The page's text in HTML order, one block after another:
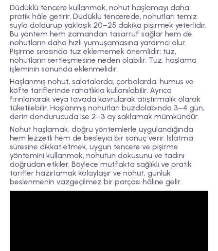
Düdüklü tencere kullanmak, nohut haşlamayı daha
pratik hâle getirir. Düdüklü tencerede, nohutları temiz
suyla doldurup yaklaşık 20–25 dakika pişirmek yeterlidir.
Bu yöntem hem zamandan tasarruf sağlar hem de
nohutların daha hızlı yumuşamasına yardımcı olur.
Pişirme sırasında tuz eklememek önemlidir; tuz,
nohutların sertleşmesine neden olabilir. Tuz, haşlama
işleminin sonunda eklenmelidir.
Haşlanmış nohut, salatalarda, çorbalarda, humus ve
köfte tariflerinde rahatlıkla kullanılabilir. Ayrıca
fırınlanarak veya tavada kavrularak atıştırmalık olarak
tüketilebilir. Haşlanmış nohutları buzdolabında 3–4 gün,
derin dondurucuda ise 2–3 ay saklamak mümkündür.
Nohut haşlamak, doğru yöntemlerle uygulandığında
hem lezzetli hem de besleyici bir sonuç verir. Islatma
süresine dikkat etmek, uygun tencere ve pişirme
yöntemini kullanmak, nohutun dokusunu ve tadını
doğrudan etkiler. Böylece mutfakta sağlıklı ve pratik
tarifler hazırlamak kolaylaşır ve nohut, günlük
beslenmenin vazgeçilmez bir parçası hâline gelir.